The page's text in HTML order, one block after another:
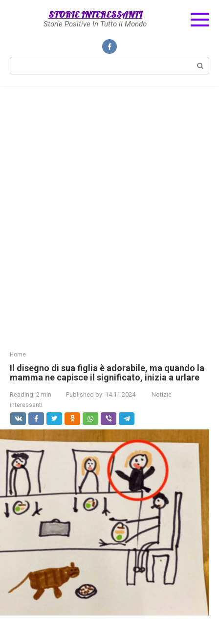
STORIE INTERESSANTI
Storie Positive In Tutto il Mondo
Home
Il disegno di sua figlia è adorabile, ma quando la
mamma ne capisce il significato, inizia a urlare
Reading: 2 min Published by: 14.11.2024
Notizie
interessanti